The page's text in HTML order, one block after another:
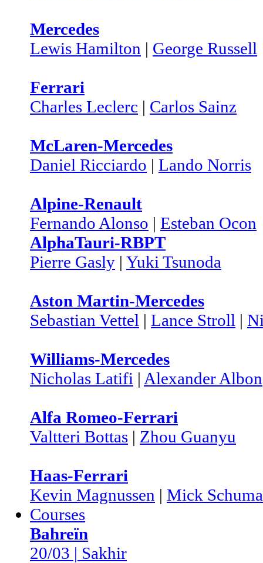
Mercedes
Lewis Hamilton | George Russell
Ferrari
Charles Leclerc | Carlos Sainz
McLaren-Mercedes
Daniel Ricciardo | Lando Norris
Alpine-Renault
Fernando Alonso | Esteban Ocon
AlphaTauri-RBPT
Pierre Gasly | Yuki Tsunoda
Aston Martin-Mercedes
Sebastian Vettel | Lance Stroll |
Williams-Mercedes
Nicholas Latifi | Alexander Albon
Alfa Romeo-Ferrari
Valtteri Bottas | Zhou Guanyu
Haas-Ferrari
Kevin Magnussen | Mick
Courses
Bahreïn
20/03 | Sakhir